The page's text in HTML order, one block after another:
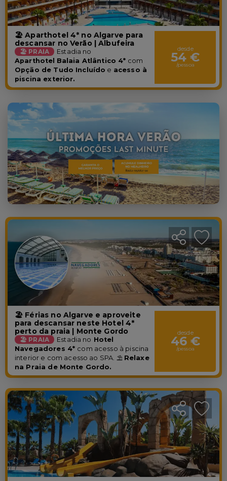
🏖️ Aparthotel 4* no Algarve para
descansar no Verão | Albufeira
🏖️ PRAIA
Estadia no
Aparthotel Balaia Atlântico 4* com
Opção de Tudo Incluído e acesso à
piscina exterior.
desde
54 €
/pessoa
🏖️ Férias no Algarve e aproveite
para descansar neste Hotel 4*
perto da praia | Monte Gordo
🏖️ PRAIA Estadia no Hotel
Navegadores 4* com acesso à piscina
interior e com acesso ao SPA. ⛱️ Relaxe
na Praia de Monte Gordo.
desde
46 €
/pessoa